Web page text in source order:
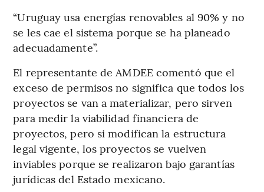
“Uruguay usa energías renovables al 90% y no
se les cae el sistema porque se ha planeado
adecuadamente”.
El representante de AMDEE comentó que el
exceso de permisos no significa que todos los
proyectos se van a materializar, pero sirven
para medir la viabilidad financiera de
proyectos, pero si modifican la estructura
legal vigente, los proyectos se vuelven
inviables porque se realizaron bajo garantías
jurídicas del Estado mexicano.